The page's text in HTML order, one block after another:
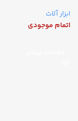
ابزار آلات
اتمام موجودی